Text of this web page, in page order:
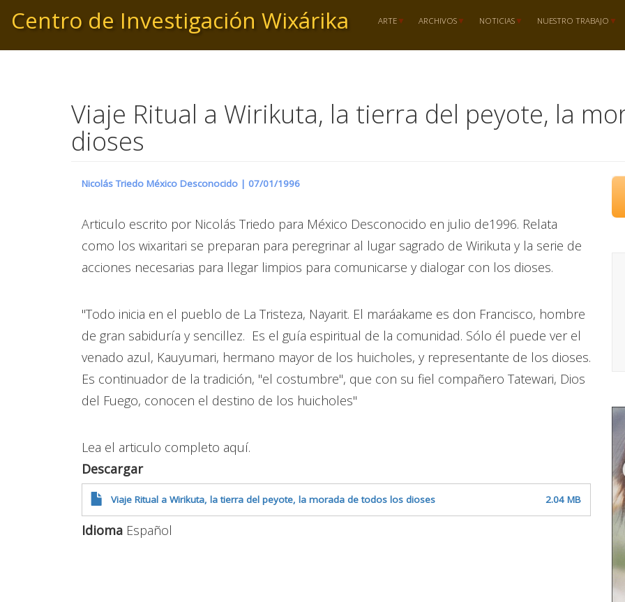
contenido
principal
Centro de Investigación Wixárika ARTE ARCHIVOS NOTICIAS NUESTRO TRABAJO
Viaje Ritual a Wirikuta, la tierra del peyote, la
dioses
Nicolás Triedo México Desconocido | 07/01/1996
Articulo escrito por Nicolás Triedo para México Desconocido en julio de1996. Relata
como los wixaritari se preparan para peregrinar al lugar sagrado de Wirikuta y la serie de
acciones necesarias para llegar limpios para comunicarse y dialogar con los dioses.
"Todo inicia en el pueblo de La Tristeza, Nayarit. El maráakame es don Francisco, hombre
de gran sabiduría y sencillez. Es el guía espiritual de la comunidad. Sólo él puede ver el
venado azul, Kauyumari, hermano mayor de los huicholes, y representante de los dioses.
Es continuador de la tradición, "el costumbre", que con su fiel compañero Tatewari, Dios
del Fuego, conocen el destino de los huicholes"
Lea el articulo completo aquí.
Descargar
Viaje Ritual a Wirikuta, la tierra del peyote, la morada de todos los dioses 2.04 MB
Idioma Español